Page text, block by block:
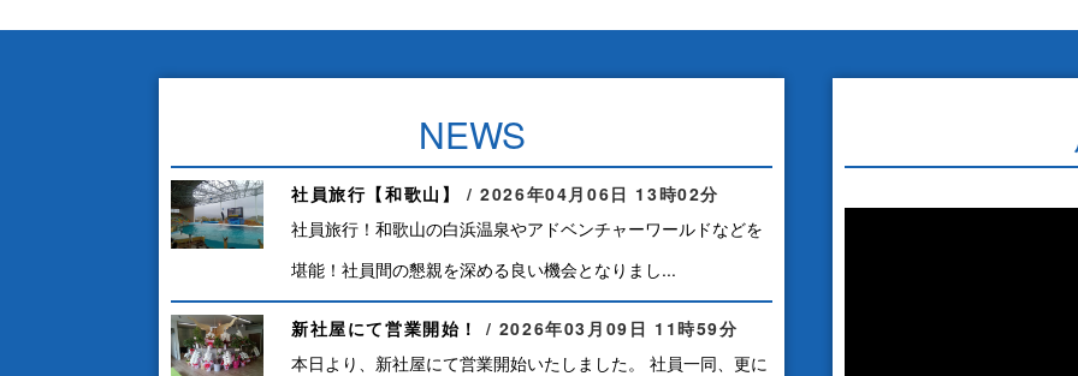
NEWS
社員旅行【和歌山】 2026年04月06日 13時02分
社員旅行！和歌山の白浜温泉やアドベンチャーワールドなどを
堪能！社員間の懇親を深める良い機会となりまし...
新社屋にて営業開始！ 2026年03月09日 11時59分
本日より、新社屋にて営業開始いたしました。 社員一同、更に